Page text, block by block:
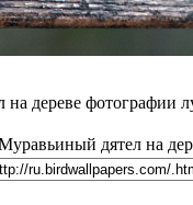
дереве фотографии
дятел на